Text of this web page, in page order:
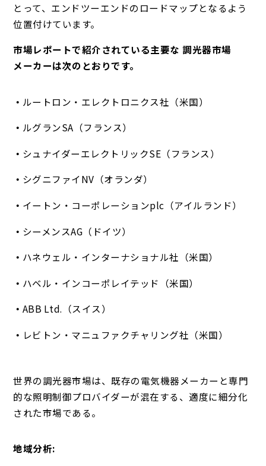
とって、エンドツーエンドのロードマップとなるよう
位置付けています。
市場レポートで紹介されている主要な 調光器市場
メーカーは次のとおりです。
ルートロン・エレクトロニクス社（米国）
ルグランSA（フランス）
シュナイダーエレクトリックSE（フランス）
シグニファイNV（オランダ）
イートン・コーポレーションplc（アイルランド）
シーメンスAG（ドイツ）
ハネウェル・インターナショナル社（米国）
ハベル・インコーポレイテッド（米国）
ABB Ltd.（スイス）
レビトン・マニュファクチャリング社（米国）
世界の調光器市場は、既存の電気機器メーカーと専門
的な照明制御プロバイダーが混在する、適度に細分化
された市場である。
地域分析: